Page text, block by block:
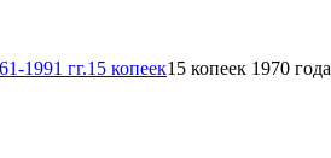
1991 гг.15 копеек15 копеек 1970 года